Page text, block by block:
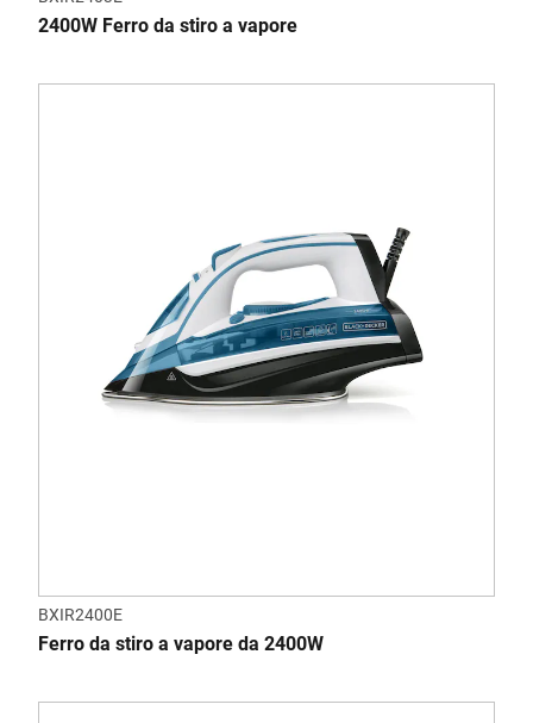
2400W Ferro da stiro a vapore
BXIR2400E
Ferro da stiro a vapore da 2400W